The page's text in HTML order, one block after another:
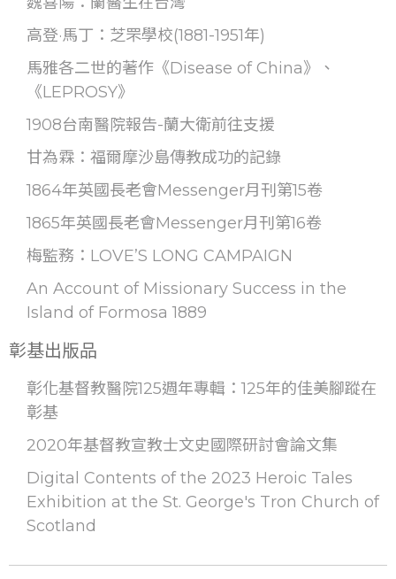
高登·馬丁：芝罘學校(1881-1951年)
馬雅各二世的著作《Disease of China》、
《LEPROSY》
1908台南醫院報告-蘭大衛前往支援
甘為霖：福爾摩沙島傳教成功的記錄
1864年英國長老會Messenger月刊第15卷
1865年英國長老會Messenger月刊第16卷
梅監務：LOVE’S LONG CAMPAIGN
An Account of Missionary Success in the
Island of Formosa 1889
彰基出版品
彰化基督教醫院125週年專輯：125年的佳美腳蹤在
彰基
2020年基督教宣教士文史國際研討會論文集
Digital Contents of the 2023 Heroic Tales
Exhibition at the St. George's Tron Church of
Scotland